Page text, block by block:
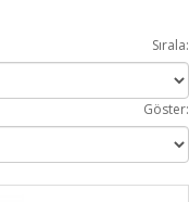
Sırala:
Göster: